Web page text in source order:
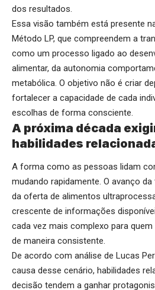
dos resultados.
Essa visão também está presente
Método LP, que compreendem a
como um processo ligado ao
alimentar, da autonomia
metabólica. O objetivo não é criar
fortalecer a capacidade de cada
escolhas de forma consciente.
A próxima década
habilidades
A forma como as pessoas lidam
mudando rapidamente. O avanço
da oferta de alimentos
crescente de informações
cada vez mais complexo para
de maneira consistente.
De acordo com análise de Lucas
causa desse cenário, habilidades
decisão tendem a ganhar